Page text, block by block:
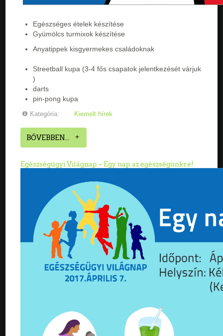
Egészséges ételek készítése
Gyümölcs turmixok készítése
Anyatippek kisgyermekes családoknak
Streetball kupa (3-4 fős csapatok jelentkezését várjuk
)
darts
pin-pong kupa
Kategória: Kiemelt hírek
BŐVEBBEN...
Egészségügyi Világnap – Egy nap az egészségünkre!